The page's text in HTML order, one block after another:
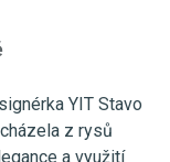
YIT Stavo
z rysů
a využití